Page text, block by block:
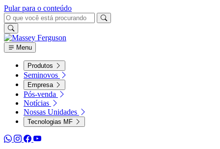
Pular para o conteúdo
Menu
Produtos
Seminovos
Empresa
Pós-venda
Notícias
Nossas Unidades
Tecnologias MF